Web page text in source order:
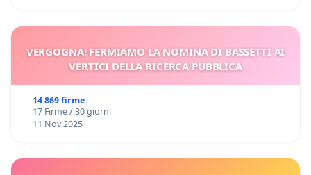
VERGOGNA! FERMIAMO LA NOMINA DI BASSETTI AI
VERTICI DELLA RICERCA PUBBLICA
14 869 firme
17 Firme / 30 giorni
11 Nov 2025